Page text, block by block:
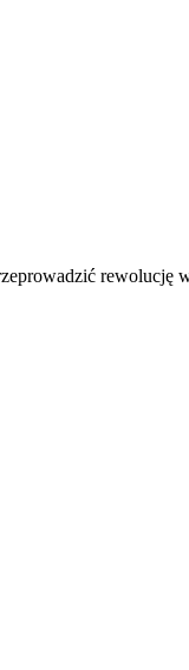
rewolucję